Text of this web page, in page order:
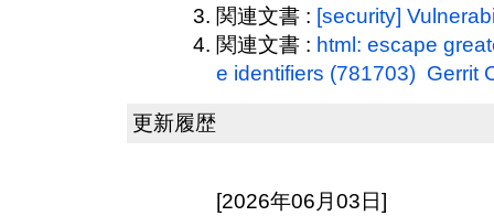
関連文書 : [security]
関連文書 : html: escape
e identifiers (781703) Gerrit
更新履歴
[2026年06月03日]